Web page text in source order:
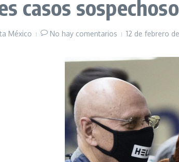
casos
México No hay comentarios 12 de febrero